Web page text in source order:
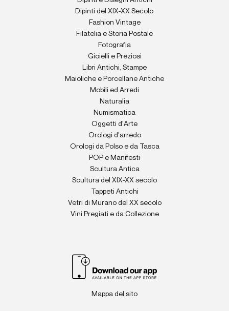
Dipinti del XIX-XX Secolo
Fashion Vintage
Filatelia e Storia Postale
Fotografia
Gioielli e Preziosi
Libri Antichi, Stampe
Maioliche e Porcellane Antiche
Mobili ed Arredi
Naturalia
Numismatica
Oggetti d'Arte
Orologi d'arredo
Orologi da Polso e da Tasca
POP e Manifesti
Scultura Antica
Scultura del XIX-XX secolo
Tappeti Antichi
Vetri di Murano del XX secolo
Vini Pregiati e da Collezione
Mappa del sito